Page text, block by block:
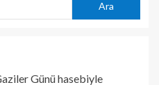
Ara
Günü hasebiyle